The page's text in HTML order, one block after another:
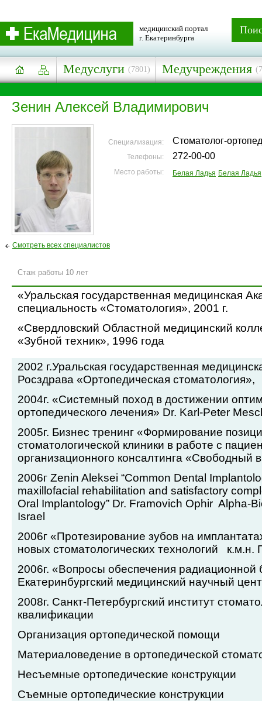
медицинский портал
г. Екатеринбурга
Медуслуги (7801) Медучреждения
Зенин Алексей Владимирович
Специализация: Стоматолог-ортопед
Телефоны: 272-00-00
Место работы: Белая Ладья Белая Ладья
Смотреть всех специалистов
Стаж работы 10 лет
«Уральская государственная медицинская
специальность «Стоматология», 2001 г.
«Свердловский Областной медицинский
«Зубной техник», 1996 года
2002 г.Уральская государственная
Росздрава «Ортопедическая стоматология»,
2004г. «Системный поход в достижении
ортопедического лечения» Dr. Karl-Peter
2005г. Бизнес тренинг «Формирование
стоматологической клиники в работе с
организационного консалтинга «Свободный
2006г Zenin Aleksei “Common Dental
maxillofacial rehabilitation and satisfactory
Oral Implantology” Dr. Framovich Ophir Alpha-
Israel
2006г «Протезирование зубов на
новых стоматологических технологий
к.м.н.
2006г. «Вопросы обеспечения радиационной
Екатеринбургский медицинский научный
2008г. Санкт-Петербургский институт
квалификации
Организация ортопедической помощи
Материаловедение в ортопедической
Несъемные ортопедические конструкции
Съемные ортопедические конструкции